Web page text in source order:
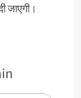
जाएगी।